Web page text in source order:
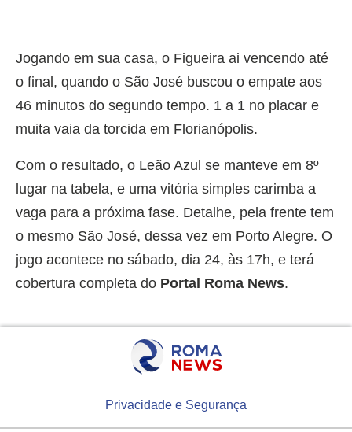
Jogando em sua casa, o Figueira ai vencendo até
o final, quando o São José buscou o empate aos
46 minutos do segundo tempo. 1 a 1 no placar e
muita vaia da torcida em Florianópolis.
Com o resultado, o Leão Azul se manteve em 8º
lugar na tabela, e uma vitória simples carimba a
vaga para a próxima fase. Detalhe, pela frente tem
o mesmo São José, dessa vez em Porto Alegre. O
jogo acontece no sábado, dia 24, às 17h, e terá
cobertura completa do Portal Roma News.
Privacidade e Segurança